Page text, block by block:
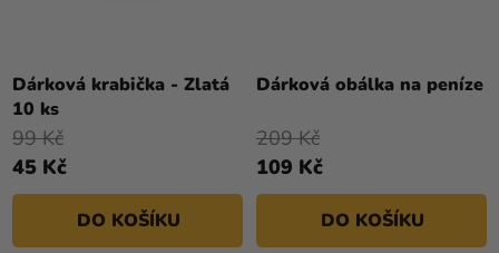
Dárková krabička - Zlatá
10 ks
45 Kč
99 Kč
DO KOŠÍKU
Dárková obálka na peníze
109 Kč
209 Kč
DO KOŠÍKU